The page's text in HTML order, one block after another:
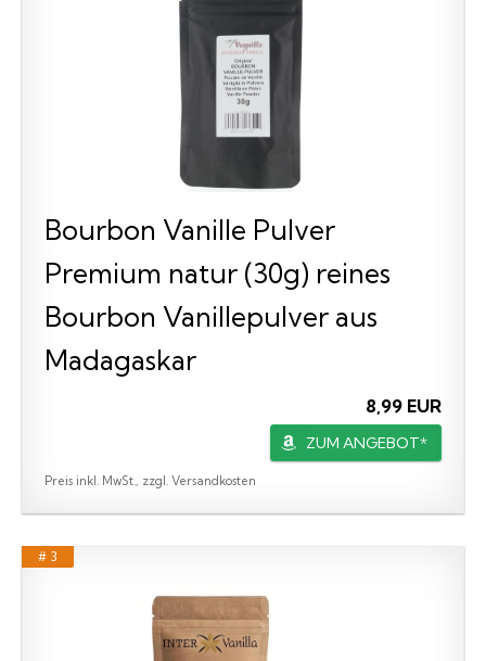
Bourbon Vanille Pulver
Premium natur (30g) reines
Bourbon Vanillepulver aus
Madagaskar
8,99 EUR
ZUM ANGEBOT*
Preis inkl. MwSt., zzgl. Versandkosten
# 3